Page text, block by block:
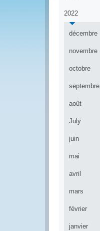
2022
décembre
novembre
octobre
septembre
août
July
juin
mai
avril
mars
février
janvier